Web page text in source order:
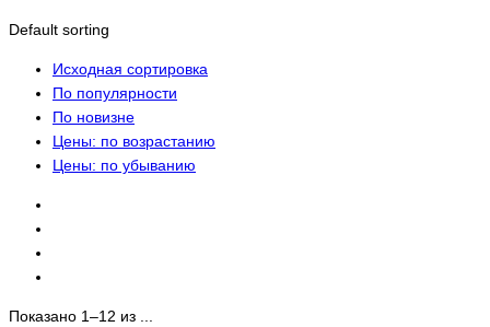
Default sorting
Исходная сортировка
По популярности
По новизне
Цены: по возрастанию
Цены: по убыванию
Показано 1–12 из ...